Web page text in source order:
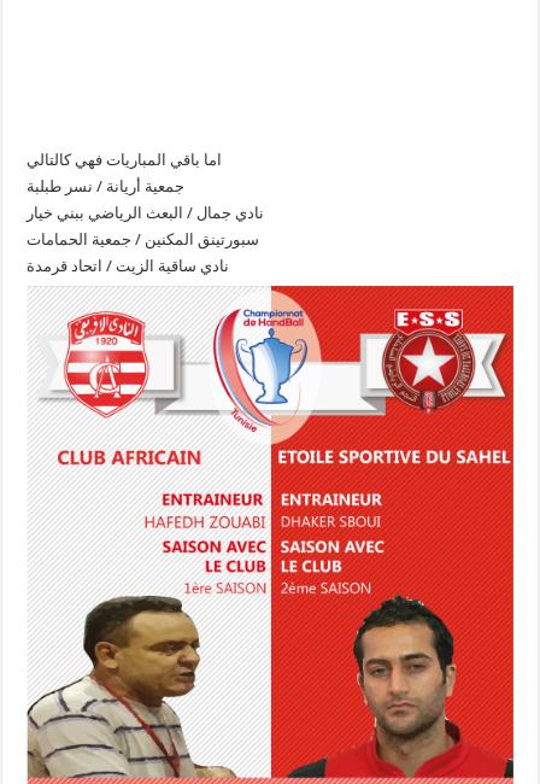
اما باقي المباريات فهي كالتالي
جمعية أريانة / نسر طبلبة
نادي جمال / البعث الرياضي ببني خيار
سبورتينق المكنين / جمعية الحمامات
نادي ساقية الزيت / اتحاد قرمدة